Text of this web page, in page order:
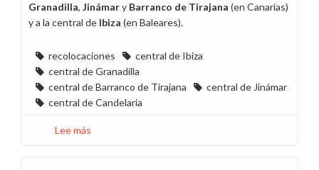
Granadilla, Jinámary Barranco de Tirajana (en Canarias)
y a la central de Ibiza (en Baleares).
recolocaciones
central de Ibiza
central de Granadilla
central de Barranco de Tirajana
central de Jinámar
central de Candelaria
Lee más